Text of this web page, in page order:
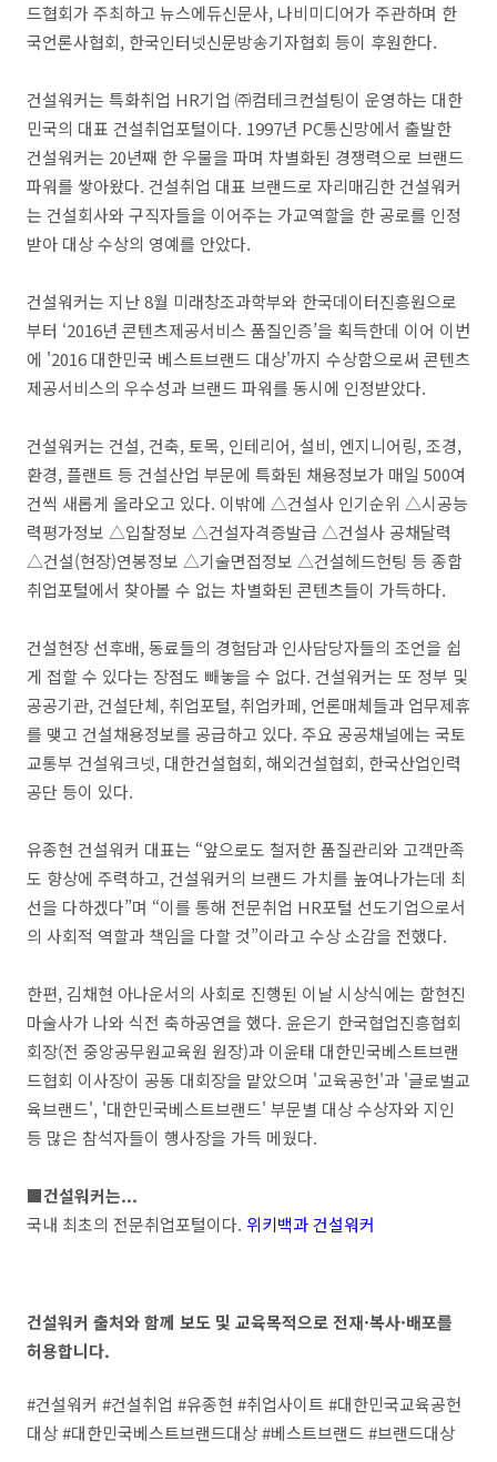
드협회가 주최하고 뉴스에듀신문사, 나비미디어가 주관하며 한
국언론사협회, 한국인터넷신문방송기자협회 등이 후원한다.
건설워커는 특화취업 HR기업 ㈜컴테크컨설팅이 운영하는 대한
민국의 대표 건설취업포털이다. 1997년 PC통신망에서 출발한
건설워커는 20년째 한 우물을 파며 차별화된 경쟁력으로 브랜드
파워를 쌓아왔다. 건설취업 대표 브랜드로 자리매김한 건설워커
는 건설회사와 구직자들을 이어주는 가교역할을 한 공로를 인정
받아 대상 수상의 영예를 안았다.
건설워커는 지난 8월 미래창조과학부와 한국데이터진흥원으로
부터 ‘2016년 콘텐츠제공서비스 품질인증’을 획득한데 이어 이번
에 '2016 대한민국 베스트브랜드 대상'까지 수상함으로써 콘텐츠
제공서비스의 우수성과 브랜드 파워를 동시에 인정받았다.
건설워커는 건설, 건축, 토목, 인테리어, 설비, 엔지니어링, 조경,
환경, 플랜트 등 건설산업 부문에 특화된 채용정보가 매일 500여
건씩 새롭게 올라오고 있다. 이밖에 △건설사 인기순위 △시공능
력평가정보 △입찰정보 △건설자격증발급 △건설사 공채달력
△건설(현장)연봉정보 △기술면접정보 △건설헤드헌팅 등 종합
취업포털에서 찾아볼 수 없는 차별화된 콘텐츠들이 가득하다.
건설현장 선후배, 동료들의 경험담과 인사담당자들의 조언을 쉽
게 접할 수 있다는 장점도 빼놓을 수 없다. 건설워커는 또 정부 및
공공기관, 건설단체, 취업포털, 취업카페, 언론매체들과 업무제휴
를 맺고 건설채용정보를 공급하고 있다. 주요 공공채널에는 국토
교통부 건설워크넷, 대한건설협회, 해외건설협회, 한국산업인력
공단 등이 있다.
유종현 건설워커 대표는 “앞으로도 철저한 품질관리와 고객만족
도 향상에 주력하고, 건설워커의 브랜드 가치를 높여나가는데 최
선을 다하겠다”며 “이를 통해 전문취업 HR포털 선도기업으로서
의 사회적 역할과 책임을 다할 것”이라고 수상 소감을 전했다.
한편, 김채현 아나운서의 사회로 진행된 이날 시상식에는 함현진
마술사가 나와 식전 축하공연을 했다. 윤은기 한국협업진흥협회
회장(전 중앙공무원교육원 원장)과 이윤태 대한민국베스트브랜
드협회 이사장이 공동 대회장을 맡았으며 '교육공헌'과 '글로벌교
육브랜드', '대한민국베스트브랜드' 부문별 대상 수상자와 지인
등 많은 참석자들이 행사장을 가득 메웠다.
■건설워커는...
국내 최초의 전문취업포털이다. 위키백과 건설워커
건설워커 출처와 함께 보도 및 교육목적으로 전재·복사·배포를
허용합니다.
#건설워커 #건설취업 #유종현 #취업사이트 #대한민국교육공헌
대상 #대한민국베스트브랜드대상 #베스트브랜드 #브랜드대상